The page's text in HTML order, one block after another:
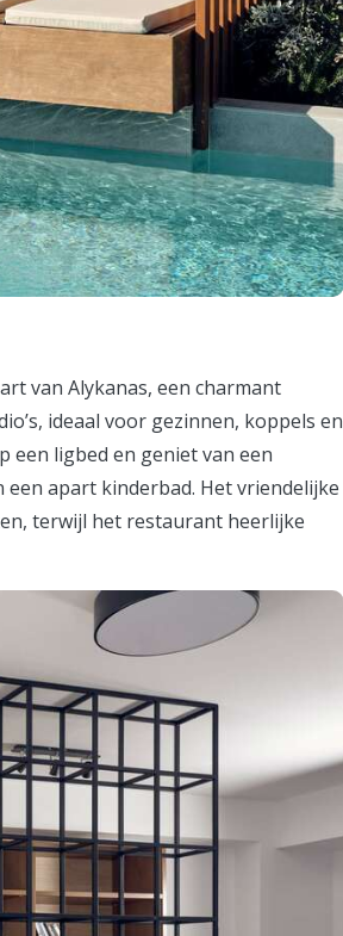
van Alykanas, een charmant
ideaal voor gezinnen, koppels en
een ligbed en geniet van een
apart kinderbad. Het vriendelijke
terwijl het restaurant heerlijke